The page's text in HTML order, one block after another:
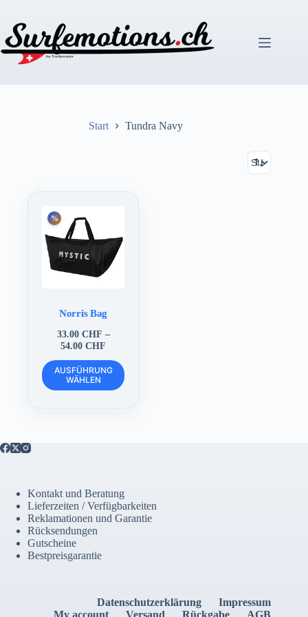
springen
Start Tundra Navy
Norris Bag
33.00 CHF –
54.00CHF
bis
54.00 CHF
AUSFÜHRUNG
WÄHLEN
Dieses
Produkt
weist
der
Produktseite
gewählt
werden
Kontakt und Beratung
Lieferzeiten / Verfügbarkeiten
Reklamationen und Garantie
Rücksendungen
Gutscheine
Bestpreisgarantie
Datenschutzerklärung
Impressum